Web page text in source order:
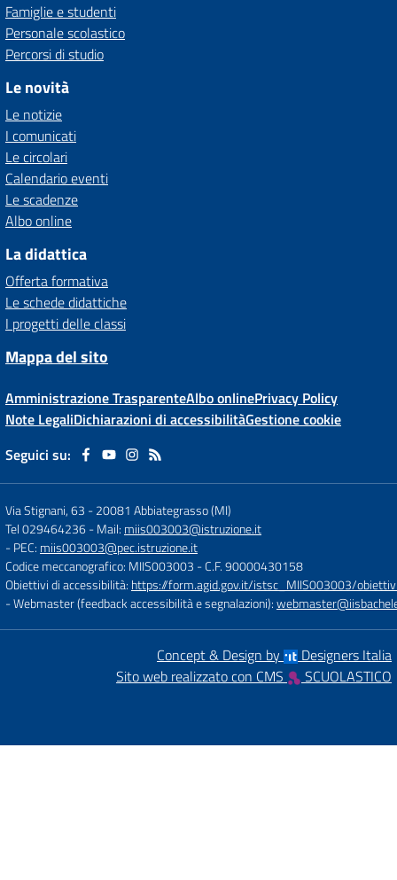
Famiglie e studenti
Personale scolastico
Percorsi di studio
Le novità
Le notizie
I comunicati
Le circolari
Calendario eventi
Le scadenze
Albo online
La didattica
Offerta formativa
Le schede didattiche
I progetti delle classi
Mappa del sito
Amministrazione TrasparenteAlbo onlinePrivacy Policy
Note LegaliDichiarazioni di accessibilitàGestione cookie
Seguici su:
Via Stignani, 63 -20081 Abbiategrasso (MI)
Tel 029464236- Mail: miis003003@istruzione.it
- PEC: miis003003@pec.istruzione.it
Codice meccanografico: MIIS003003 - C.F. 90000430158
Obiettivi di accessibilità: https://form.agid.gov.it/istsc_MIIS003003/
- Webmaster (feedback accessibilità e segnalazioni):
Concept & Design by
Designers Italia
Sito web realizzato con CMS
SCUOLASTICO